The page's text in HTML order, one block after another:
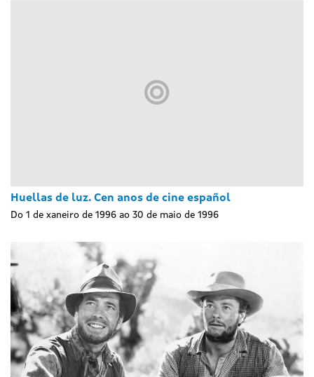
Huellas de luz. Cen anos de cine español
Do 1 de xaneiro de 1996 ao 30 de maio de 1996